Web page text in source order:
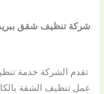
شركة تنظيف شقق
تقدم الشركة خدمة
عمل تنظيف الشقة